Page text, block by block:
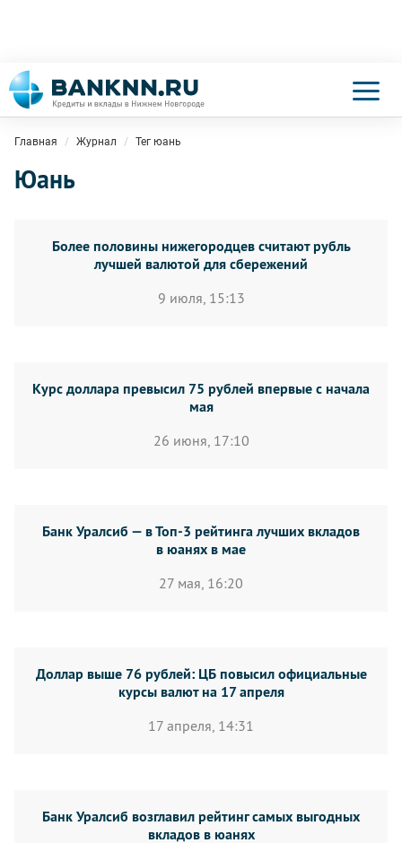
Главная Журнал Тег юань
Юань
Более половины нижегородцев считают рубль
лучшей валютой для сбережений
9 июля, 15:13
Курс доллара превысил 75 рублей впервые с начала
мая
26 июня, 17:10
Банк Уралсиб — в Топ-3 рейтинга лучших вкладов
в юанях в мае
27 мая, 16:20
Доллар выше 76 рублей: ЦБ повысил официальные
курсы валют на 17 апреля
17 апреля, 14:31
Банк Уралсиб возглавил рейтинг самых выгодных
вкладов в юанях